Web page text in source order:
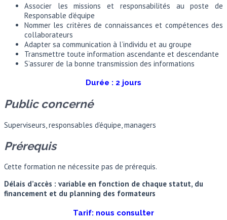
Associer les missions et responsabilités au poste de
Responsable d’équipe
Nommer les critères de connaissances et compétences des
collaborateurs
Adapter sa communication à l’individu et au groupe
Transmettre toute information ascendante et descendante
S’assurer de la bonne transmission des informations
Durée : 2 jours
Public concerné
Superviseurs, responsables d’équipe, managers
Prérequis
Cette formation ne nécessite pas de prérequis.
Délais d’accès : variable en fonction de chaque statut, du
financement et du planning des formateurs
Tarif: nous consulter